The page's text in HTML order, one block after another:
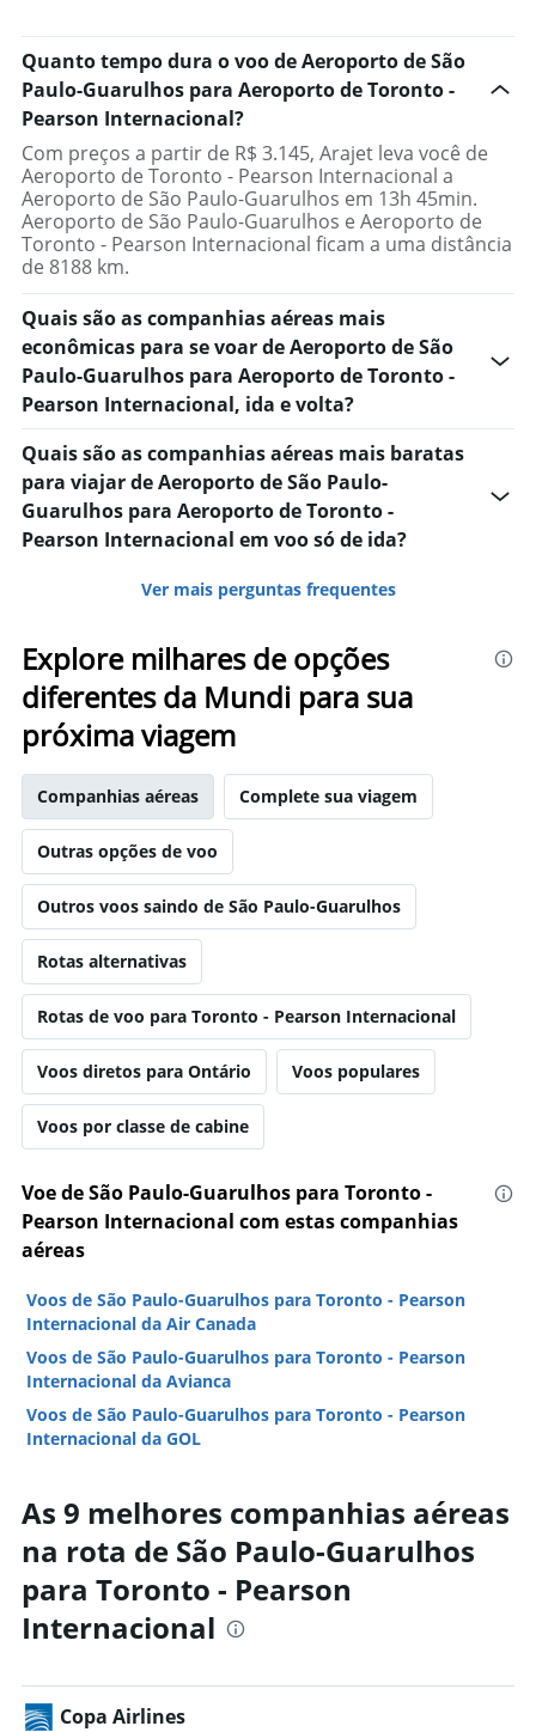
Quanto tempo dura o voo de Aeroporto de São
Paulo-Guarulhos para Aeroporto de Toronto -
Pearson Internacional?
Com preços a partir de R$ 3.145, Arajet leva você de
Aeroporto de Toronto - Pearson Internacional a
Aeroporto de São Paulo-Guarulhos em 13h 45min.
Aeroporto de São Paulo-Guarulhos e Aeroporto de
Toronto - Pearson Internacional ficam a uma distância
de 8188 km.
Quais são as companhias aéreas mais
econômicas para se voar de Aeroporto de São
Paulo-Guarulhos para Aeroporto de Toronto -
Pearson Internacional, ida e volta?
Quais são as companhias aéreas mais baratas
para viajar de Aeroporto de São Paulo-
Guarulhos para Aeroporto de Toronto -
Pearson Internacional em voo só de ida?
Ver mais perguntas frequentes
Explore milhares de opções
diferentes da Mundi para sua
próxima viagem
Companhias aéreas Complete sua viagem
Outras opções de voo
Outros voos saindo de São Paulo-Guarulhos
Rotas alternativas
Rotas de voo para Toronto - Pearson Internacional
Voos diretos para Ontário Voos populares
Voos por classe de cabine
Voe de São Paulo-Guarulhos para Toronto -
Pearson Internacional com estas companhias
aéreas
Voos de São Paulo-Guarulhos para Toronto - Pearson
Internacional da Air Canada
Voos de São Paulo-Guarulhos para Toronto - Pearson
Internacional da Avianca
Voos de São Paulo-Guarulhos para Toronto - Pearson
Internacional da GOL
As 9 melhores companhias aéreas
na rota de São Paulo-Guarulhos
para Toronto - Pearson
Internacional
Copa Airlines